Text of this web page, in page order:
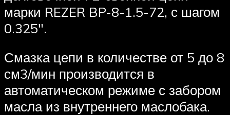
марки REZER BP-8-1.5-72, с шагом
0.325″.
Смазка цепи в количестве от 5 до 8
см3/мин производится в
автоматическом режиме с забором
масла из внутреннего маслобака.